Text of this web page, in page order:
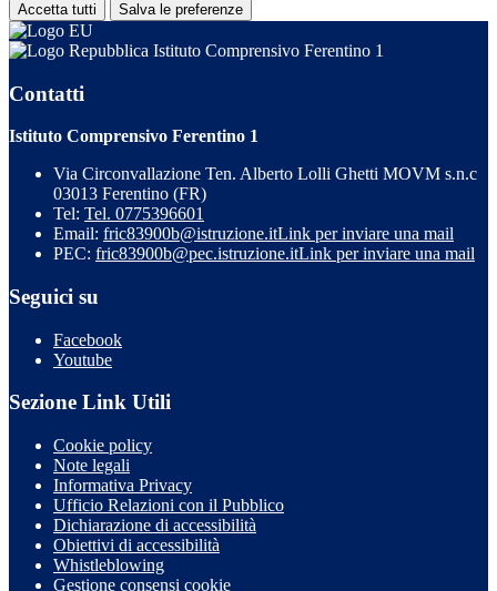
Accetta tutti Salva le preferenze
Istituto Comprensivo Ferentino 1
Contatti
Istituto Comprensivo Ferentino 1
Via Circonvallazione Ten. Alberto Lolli Ghetti MOVM s.n.c
03013 Ferentino (FR)
Tel: Tel. 0775396601
Email: fric83900b@istruzione.itLink per inviare una mail
PEC: fric83900b@pec.istruzione.itLink per inviare una mail
Seguici su
Facebook
Youtube
Sezione Link Utili
Cookie policy
Note legali
Informativa Privacy
Ufficio Relazioni con il Pubblico
Dichiarazione di accessibilità
Obiettivi di accessibilità
Whistleblowing
Gestione consensi cookie